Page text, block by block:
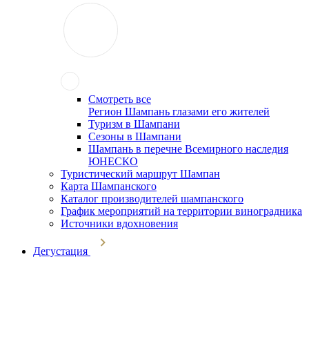
Смотреть все
Регион Шампань глазами его жителей
Туризм в Шампани
Сезоны в Шампани
Шампань в перечне Всемирного наследия
ЮНЕСКО
Туристический маршрут Шампан
Карта Шампанского
Каталог производителей шампанского
График мероприятий на территории виноградника
Источники вдохновения
Дегустация